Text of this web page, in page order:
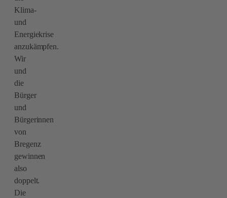
Klima-
und
Energiekrise
anzukämpfen.
Wir
und
die
Bürger
und
Bürgerinnen
von
Bregenz
gewinnen
also
doppelt.
Die